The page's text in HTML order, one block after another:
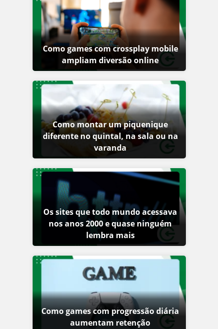
Como games com crossplay mobile
ampliam diversão online
Como montar um piquenique
diferente no quintal, na sala ou na
varanda
Os sites que todo mundo acessava
nos anos 2000 e quase ninguém
lembra mais
Como games com progressão diária
aumentam retenção